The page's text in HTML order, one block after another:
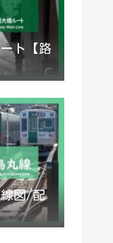
ト【路
図/配